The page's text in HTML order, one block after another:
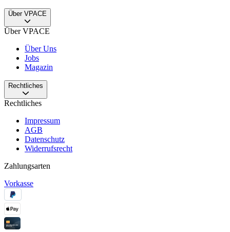
Über VPACE
Über VPACE
Über Uns
Jobs
Magazin
Rechtliches
Rechtliches
Impressum
AGB
Datenschutz
Widerrufsrecht
Zahlungsarten
Vorkasse